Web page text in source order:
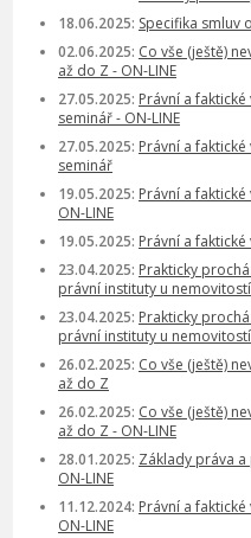
18.06.2025: Specifika smluv
02.06.2025: Co vše (ještě)
až do Z - ON-LINE
27.05.2025: Právní a
seminář - ON-LINE
27.05.2025: Právní a
seminář
19.05.2025: Právní a
ON-LINE
19.05.2025: Právní a
23.04.2025: Prakticky
právní instituty u nemovitostí
23.04.2025: Prakticky
právní instituty u nemovitostí
26.02.2025: Co vše (ještě)
až do Z
26.02.2025: Co vše (ještě)
až do Z - ON-LINE
28.01.2025: Základy práva
ON-LINE
11.12.2024: Právní a
ON-LINE